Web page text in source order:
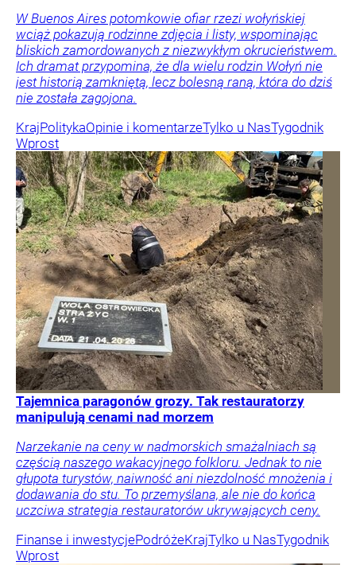
W Buenos Aires potomkowie ofiar rzezi wołyńskiej
wciąż pokazują rodzinne zdjęcia i listy, wspominając
bliskich zamordowanych z niezwykłym okrucieństwem.
Ich dramat przypomina, że dla wielu rodzin Wołyń nie
jest historią zamkniętą, lecz bolesną raną, która do dziś
nie została zagojona.
KrajPolitykaOpinie i komentarzeTylko u NasTygodnik
Wprost
Tajemnica paragonów grozy. Tak restauratorzy
manipulują cenami nad morzem
Narzekanie na ceny w nadmorskich smażalniach są
częścią naszego wakacyjnego folkloru. Jednak to nie
głupota turystów, naiwność ani niezdolność mnożenia i
dodawania do stu. To przemyślana, ale nie do końca
uczciwa strategia restauratorów ukrywających ceny.
Finanse i inwestycjePodróżeKrajTylko u NasTygodnik
Wprost